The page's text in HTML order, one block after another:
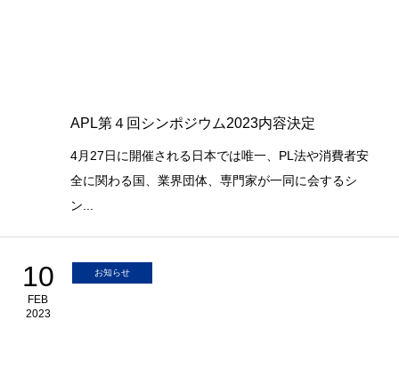
APL第４回シンポジウム2023内容決定
4月27日に開催される日本では唯一、PL法や消費者安
全に関わる国、業界団体、専門家が一同に会するシ
ン...
10
FEB
2023
お知らせ